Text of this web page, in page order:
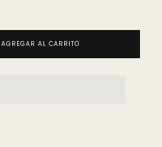
AGREGAR AL CARRITO